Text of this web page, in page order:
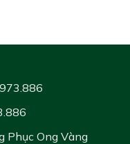
Phục Ong Vàng